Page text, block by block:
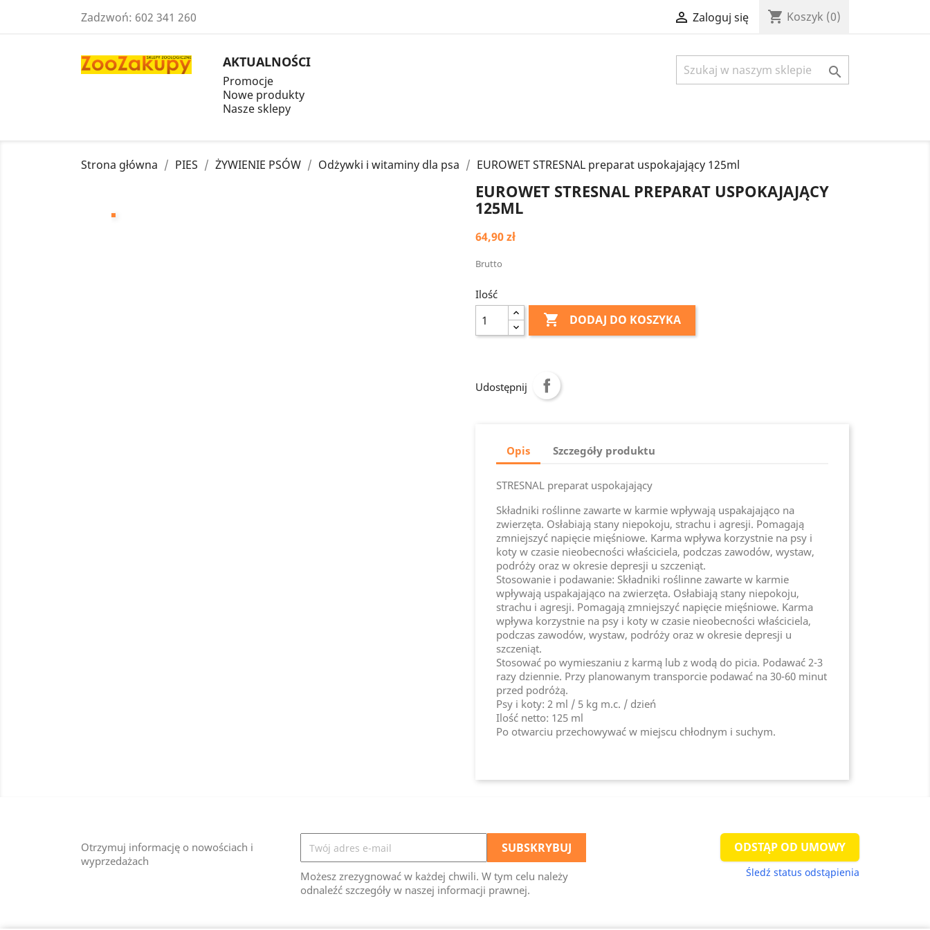
Zadzwoń: 602 341 260  Zaloguj się shopping_cart Koszyk (0)
AKTUALNOŚCI
Promocje
Nowe produkty
Nasze sklepy

Strona główna PIES ŻYWIENIE PSÓW Odżywki i witaminy dla psa EUROWET STRESNAL preparat uspokajający 125ml
EUROWET STRESNAL PREPARAT USPOKAJAJĄCY
125ML
64,90 zł
Brutto
Ilość
 DODAJ DO KOSZYKA
Udostępnij
Opis Szczegóły produktu
STRESNAL preparat uspokajający
Składniki roślinne zawarte w karmie wpływają uspakajająco na
zwierzęta. Osłabiają stany niepokoju, strachu i agresji. Pomagają
zmniejszyć napięcie mięśniowe. Karma wpływa korzystnie na psy i
koty w czasie nieobecności właściciela, podczas zawodów, wystaw,
podróży oraz w okresie depresji u szczeniąt.
Stosowanie i podawanie: Składniki roślinne zawarte w karmie
wpływają uspakajająco na zwierzęta. Osłabiają stany niepokoju,
strachu i agresji. Pomagają zmniejszyć napięcie mięśniowe. Karma
wpływa korzystnie na psy i koty w czasie nieobecności właściciela,
podczas zawodów, wystaw, podróży oraz w okresie depresji u
szczeniąt.
Stosować po wymieszaniu z karmą lub z wodą do picia. Podawać 2-3
razy dziennie. Przy planowanym transporcie podawać na 30-60 minut
przed podróżą.
Psy i koty: 2 ml / 5 kg m.c. / dzień
Ilość netto: 125 ml
Po otwarciu przechowywać w miejscu chłodnym i suchym.
Otrzymuj informację o nowościach i
wyprzedażach
Możesz zrezygnować w każdej chwili. W tym celu należy
odnaleźć szczegóły w naszej informacji prawnej.
ODSTĄP OD UMOWY
Śledź status odstąpienia